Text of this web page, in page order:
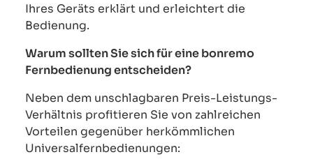
Ihres Geräts erklärt und erleichtert die
Bedienung.
Warum sollten Sie sich für eine bonremo
Fernbedienung entscheiden?
Neben dem unschlagbaren Preis-Leistungs-
Verhältnis profitieren Sie von zahlreichen
Vorteilen gegenüber herkömmlichen
Universalfernbedienungen: